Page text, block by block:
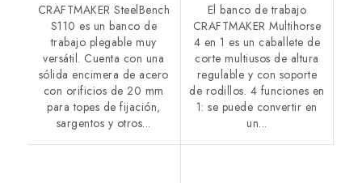
CRAFTMAKER SteelBench
S110 es un banco de
trabajo plegable muy
versátil. Cuenta con una
sólida encimera de acero
con orificios de 20 mm
para topes de fijación,
sargentos y otros...
El banco de trabajo
CRAFTMAKER Multihorse
4 en 1 es un caballete de
corte multiusos de altura
regulable y con soporte
de rodillos. 4 funciones en
1: se puede convertir en
un...